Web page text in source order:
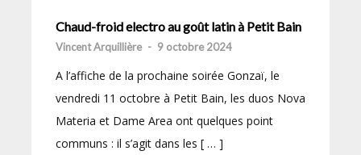
Chaud-froid electro au goût latin à Petit Bain
Vincent Arquillière - 9 octobre 2024
A l’affiche de la prochaine soirée Gonzaï, le
vendredi 11 octobre à Petit Bain, les duos Nova
Materia et Dame Area ont quelques point
communs : il s’agit dans les [ … ]